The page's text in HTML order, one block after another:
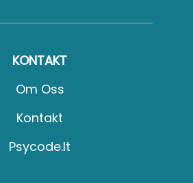
KONTAKT
Om Oss
Kontakt
Psycode.it